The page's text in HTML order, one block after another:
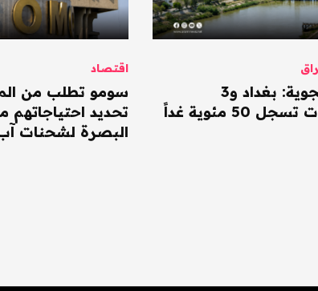
الأنواء الجوية: بغداد و3
50 مئوية غداً
اقتصاد
سومو تطلب من
تحديد احتياجاتهم
البصرة لشحنات